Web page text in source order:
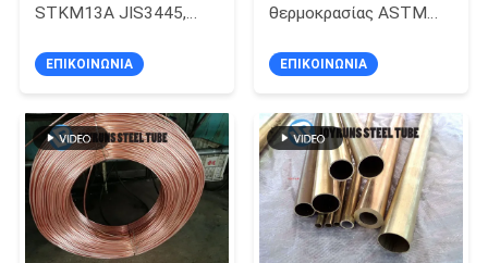
STKM13A JIS3445,
σωλήνων χάλυβα
ΕΠΙΚΟΙΝΩΝΊΑ
θερμοκρασίας ASTM
συγκόλληση σωλήνες
ΕΠΙΚΟΙΝΩΝΊΑ